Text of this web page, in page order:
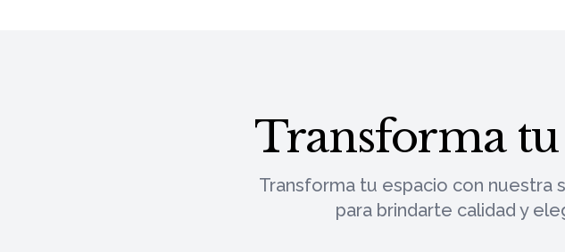
Transforma
Transforma tu espacio con nuestra
para brindarte calidad y